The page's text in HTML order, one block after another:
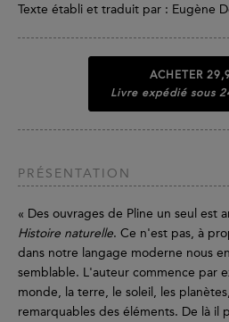
Texte établi et traduit par : Eugène
ACHETER
Livre expédié sous
PRÉSENTATION
« Des ouvrages de Pline un seul est
Histoire naturelle. Ce n'est pas, à
dans notre langage moderne nous
semblable. L'auteur commence par
monde, la terre, le soleil, les
remarquables des éléments. De là il